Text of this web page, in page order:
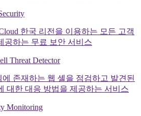
한국 리전을 이용하는 모든 고객
공하는 무료 보안 서비스
Threat Detector
에 존재하는 웹 셸을 점검하고 발견된
대한 대응 방법을 제공하는 서비스
Monitoring